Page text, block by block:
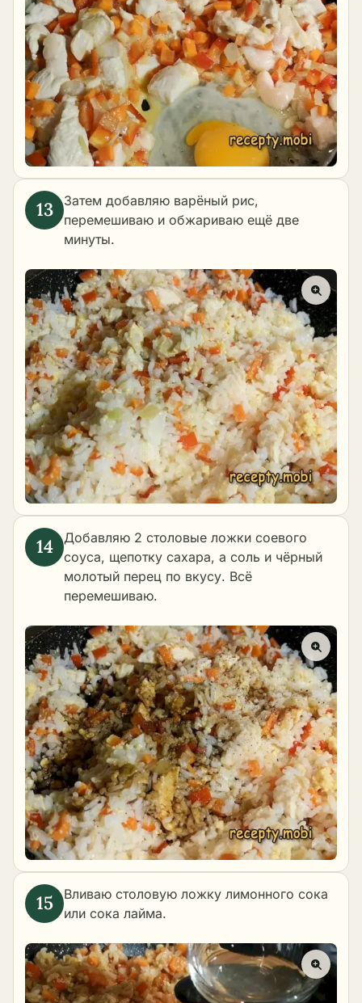
Затем добавляю варёный рис,
перемешиваю и обжариваю ещё две
минуты.
Добавляю 2 столовые ложки соевого
соуса, щепотку сахара, а соль и чёрный
молотый перец по вкусу. Всё
перемешиваю.
Вливаю столовую ложку лимонного сока
или сока лайма.